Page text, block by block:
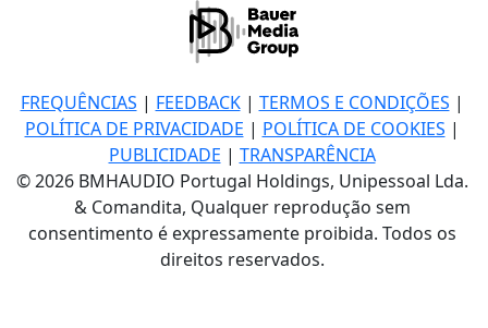
FREQUÊNCIAS | FEEDBACK| TERMOS E CONDIÇÕES |
POLÍTICA DE PRIVACIDADE | POLÍTICA DE COOKIES |
PUBLICIDADE | TRANSPARÊNCIA
© 2026 BMHAUDIO Portugal Holdings, Unipessoal Lda.
& Comandita, Qualquer reprodução sem
consentimento é expressamente proibida. Todos os
direitos reservados.